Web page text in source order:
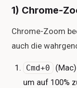
1) Chrome-
Chrome-Zoom
auch die
Cmd+0
um auf 100%